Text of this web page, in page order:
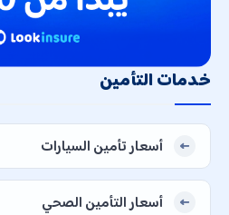
خدمات التأمين
أسعار تأمين السيارات
أسعار التأمين الصحي